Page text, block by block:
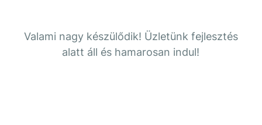
Valami nagy készülődik! Üzletünk fejlesztés
alatt áll és hamarosan indul!